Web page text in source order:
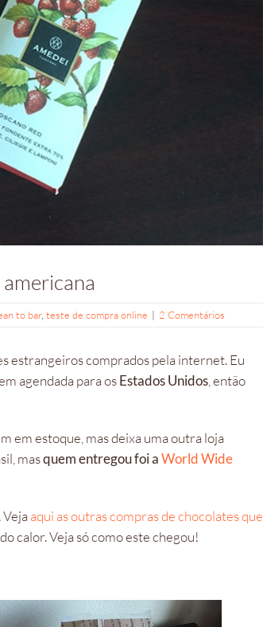
to bar, teste de compra online | 2 Comentários
estrangeiros comprados pela internet. Eu
agendada para osEstados Unidos , então
em estoque, mas deixa uma outra loja
masquem entregou foi aWorld Wide
aqui as outras compras de chocolates que
calor. Veja só como este chegou!